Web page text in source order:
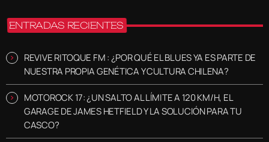
ENTRADAS RECIENTES
REVIVE RITOQUE FM : ¿POR QUÉ EL BLUES YA ES PARTE DE
NUESTRA PROPIA GENÉTICA Y CULTURA CHILENA?
MOTOROCK 17: ¿UN SALTO AL LÍMITE A 120 KM/H, EL
GARAGE DE JAMES HETFIELD Y LA SOLUCIÓN PARA TU
CASCO?